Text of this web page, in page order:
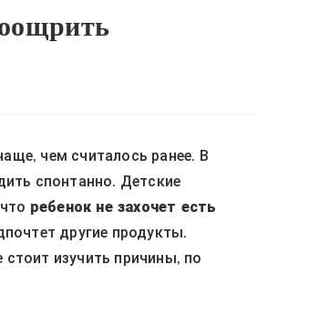
чем считалось ранее. В
спонтанно. Детские
ребенок не захочет есть
другие продукты.
стоит изучить причины, по